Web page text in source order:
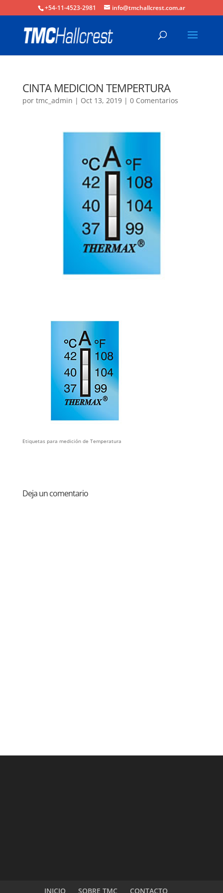
+54-11-4523-2981 info@tmchallcrest.com.ar
CINTA MEDICION TEMPERTURA
por tmc_admin | Oct 13, 2019| 0 Comentarios
Etiquetas para medición de Temperatura
Deja un comentario
INICIO SOBRE TMC CONTACTO